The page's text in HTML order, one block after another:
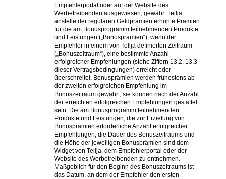
Empfehlerportal oder auf der Website des
Werbetreibenden ausgewiesen, gewährt Tellja
anstelle der regulären Geldprämien erhöhte Prämien
für die am Bonusprogramm teilnehmenden Produkte
und Leistungen („Bonusprämien“), wenn der
Empfehler in einem von Tellja definierten Zeitraum
(„Bonuszeitraum“), eine bestimmte Anzahl
erfolgreicher Empfehlungen (siehe Ziffern 13.2, 13.3
dieser Vertragsbedingungen) erreicht oder
überschreitet. Bonusprämien werden frühestens ab
der zweiten erfolgreichen Empfehlung im
Bonuszeitraum gewährt, sie können nach der Anzahl
der erreichten erfolgreichen Empfehlungen gestaffelt
sein. Die am Bonusprogramm teilnehmenden
Produkte und Leistungen, die zur Erzielung von
Bonusprämien erforderliche Anzahl erfolgreicher
Empfehlungen, die Dauer des Bonuszeitraums und
die Höhe der jeweiligen Bonusprämien sind dem
Widget von Tellja, dem Empfehlerportal oder der
Website des Werbetreibenden zu entnehmen.
Maßgeblich für den Beginn des Bonuszeitraums ist
das Datum, an dem der Empfehler den ersten